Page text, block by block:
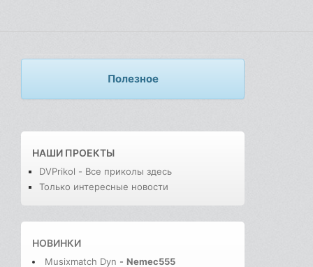
Полезное
НАШИ ПРОЕКТЫ
DVPrikol - Все приколы здесь
Только интересные новости
НОВИНКИ
Musixmatch Dyn - Nemec555